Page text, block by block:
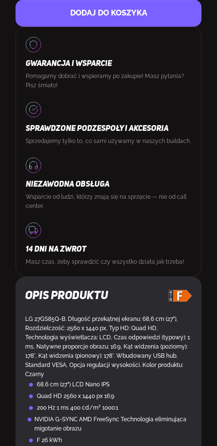
Opis produktu
LG 27GS85Q-B. Długość przekątnej ekranu: 68,6 cm (27"),
Rozdzielczość: 2560 x 1440 px, Typ HD: Quad HD,
Technologia wyświetlacza: LCD, Czas odpowiedzi (typowy): 1
ms, Natywne proporcje obrazu: 16:9, Kąt widzenia (poziomy):
178°, Kąt widzenia (pionowy): 178°. Wbudowany USB hub.
Standard VESA, Opcja regulacji wysokości. Kolor produktu:
Czarny
68,6 cm (27") LCD Nano IPS
Quad HD 2560 x 1440 px 16:9
200 Hz 1 ms 400 cd/m² 1000:1
NVIDIA G-SYNC AMD FreeSync Technologia eliminująca
migotanie obrazu
F 26 kWh
DODAJ DO KOSZYKA
GWARANCJA I WSPARCIE
Pomagamy dobrać i wspieramy po zakupie! Masz pytania?
Pisz śmiało!
SPRAWDZONE PODZESPOŁY I AKCESORIA
Sprzedajemy tylko to, co sami używamy w naszych buildach.
NIEZAWODNA OBSŁUGA
Wsparcie od ludzi, którzy znają się na sprzęcie — nie od call
center.
14 DNI NA ZWROT
Masz czas, żeby sprawdzić czy wszystko działa jak trzeba!